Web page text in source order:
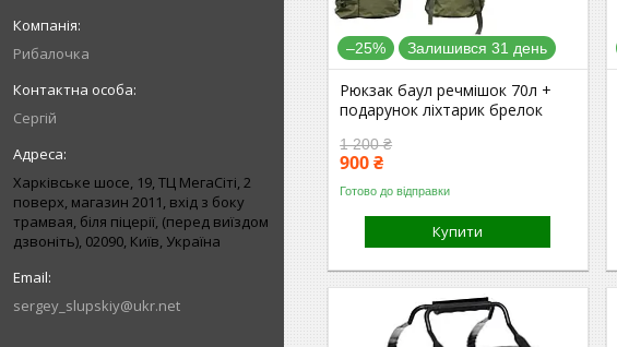
Рибалочка
Сергій
Харківське шосе, 19, ТЦ МегаСіті, 2
поверх, магазин 2011, вхід з боку
трамвая, біля піцерії, (перед виїздом
дзвоніть), 02090, Київ, Україна
sergey_slupskiy@ukr.net
–25% Залишився 31 день
Рюкзак баул речмішок 70л +
подарунок ліхтарик брелок
1 200 ₴
900 ₴
Готово до відправки
Купити